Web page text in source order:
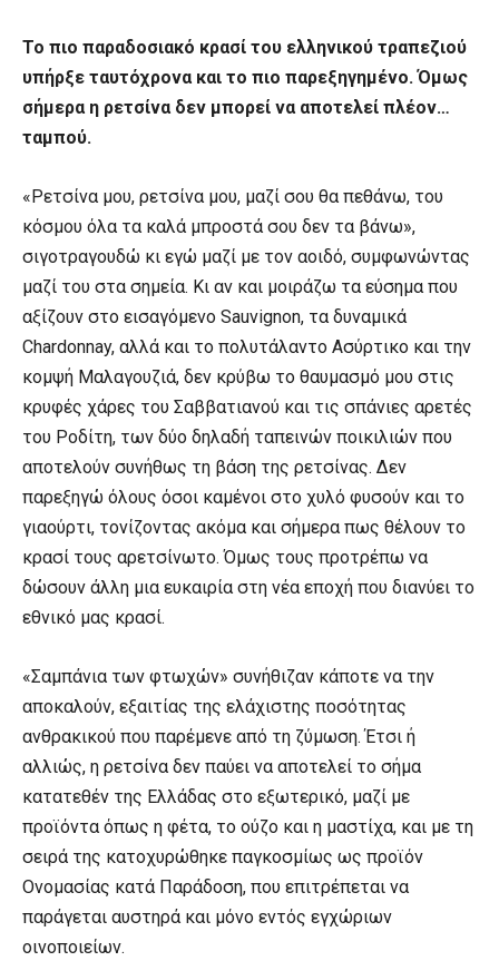
Το πιο παραδοσιακό κρασί του ελληνικού τραπεζιού
υπήρξε ταυτόχρονα και το πιο παρεξηγημένο. Όμως
σήμερα η ρετσίνα δεν μπορεί να αποτελεί πλέον…
ταμπού.
«Ρετσίνα μου, ρετσίνα μου, μαζί σου θα πεθάνω, του
κόσμου όλα τα καλά μπροστά σου δεν τα βάνω»,
σιγοτραγουδώ κι εγώ μαζί με τον αοιδό, συμφωνώντας
μαζί του στα σημεία. Κι αν και μοιράζω τα εύσημα που
αξίζουν στο εισαγόμενο Sauvignon, τα δυναμικά
Chardonnay, αλλά και το πολυτάλαντο Ασύρτικο και την
κομψή Μαλαγουζιά, δεν κρύβω το θαυμασμό μου στις
κρυφές χάρες του Σαββατιανού και τις σπάνιες αρετές
του Ροδίτη, των δύο δηλαδή ταπεινών ποικιλιών που
αποτελούν συνήθως τη βάση της ρετσίνας. Δεν
παρεξηγώ όλους όσοι καμένοι στο χυλό φυσούν και το
γιαούρτι, τονίζοντας ακόμα και σήμερα πως θέλουν το
κρασί τους αρετσίνωτο. Όμως τους προτρέπω να
δώσουν άλλη μια ευκαιρία στη νέα εποχή που διανύει το
εθνικό μας κρασί.
«Σαμπάνια των φτωχών» συνήθιζαν κάποτε να την
αποκαλούν, εξαιτίας της ελάχιστης ποσότητας
ανθρακικού που παρέμενε από τη ζύμωση. Έτσι ή
αλλιώς, η ρετσίνα δεν παύει να αποτελεί το σήμα
κατατεθέν της Ελλάδας στο εξωτερικό, μαζί με
προϊόντα όπως η φέτα, το ούζο και η μαστίχα, και με τη
σειρά της κατοχυρώθηκε παγκοσμίως ως προϊόν
Ονομασίας κατά Παράδοση, που επιτρέπεται να
παράγεται αυστηρά και μόνο εντός εγχώριων
οινοποιείων.